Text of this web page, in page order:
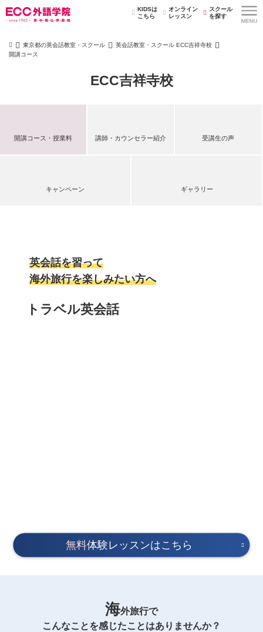
KIDSは
こちら
オンライン
レッスン
スクール
を探す
東京都の英会話教室・スクール
英会話教室・スクール ECC吉祥寺校
開講コース
ECC吉祥寺校
開講コース・授業料 講師・カウンセラー紹介 受講生の声
キャンペーン ギャラリー
英会話を習って
海外旅行を楽しみたい方へ
トラベル英会話
無料体験レッスンはこちら
海外旅行で
こんなことを感じたことはありませんか？